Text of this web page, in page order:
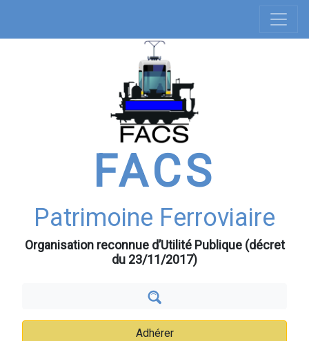
contenu
FACS
Patrimoine Ferroviaire
Organisation reconnue d’Utilité Publique (décret
du 23/11/2017)
Adhérer
principale